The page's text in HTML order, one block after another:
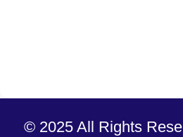
© 2025 All Rights